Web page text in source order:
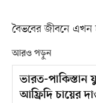
বৈভবের জীবনে
আরও পড়ুন
ভারত-পাকিস্তান
আফ্রিদি চায়ের